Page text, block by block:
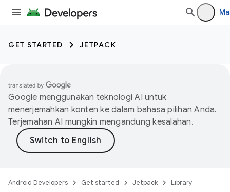
GET STARTED JETPACK
Google menggunakan teknologi AI untuk
menerjemahkan konten ke dalam bahasa pilihan Anda.
Terjemahan AI mungkin mengandung kesalahan.
Android Developers Get started Jetpack Library